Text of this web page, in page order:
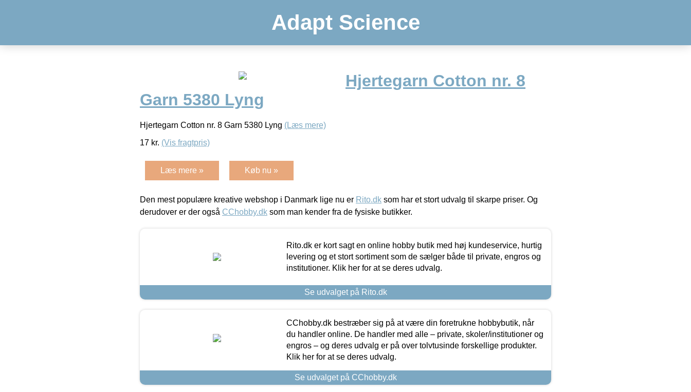
Adapt Science
Hjertegarn Cotton nr. 8
Garn 5380 Lyng
Hjertegarn Cotton nr. 8 Garn 5380 Lyng (Læs mere)
17 kr. (Vis fragtpris)
Læs mere » Køb nu »
Den mest populære kreative webshop i Danmark lige nu er Rito.dk som har et stort udvalg til skarpe priser. Og
derudover er der også CChobby.dk som man kender fra de fysiske butikker.
Rito.dk er kort sagt en online hobby butik med høj kundeservice, hurtig
levering og et stort sortiment som de sælger både til private, engros og
institutioner. Klik her for at se deres udvalg.
Se udvalget på Rito.dk
CChobby.dk bestræber sig på at være din foretrukne hobbybutik, når
du handler online. De handler med alle – private, skoler/institutioner og
engros – og deres udvalg er på over tolvtusinde forskellige produkter.
Klik her for at se deres udvalg.
Se udvalget på CChobby.dk